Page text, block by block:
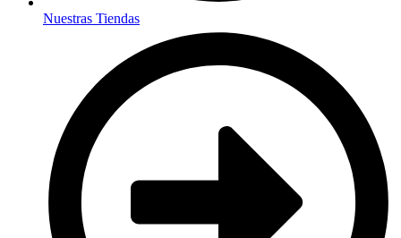
Nuestras Tiendas